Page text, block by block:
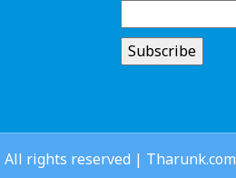
rights reserved | Tharunk.com